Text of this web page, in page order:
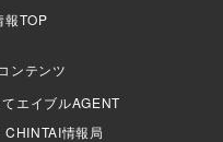
報TOP
ンテンツ
エイブルAGENT
情報局